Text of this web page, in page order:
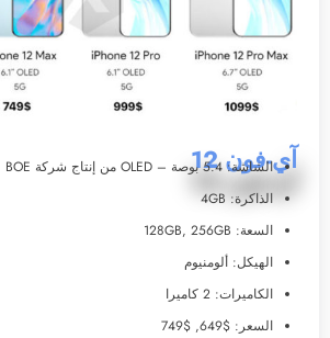
آي-فون 12
الشاشة: 5.4 بوصة – OLED من إنتاج شركة BOE
الذاكرة: 4GB
السعة: 128GB, 256GB
الهيكل: ألومنيوم
الكاميرات: 2 كاميرا
السعر: $649, $749